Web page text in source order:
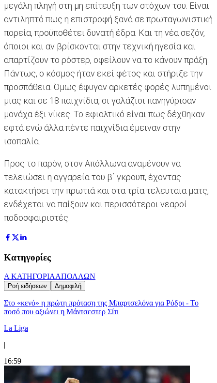
μεγάλη πληγή στη μη επίτευξη των στόχων του. Είναι
αντιληπτό πως η επιστροφή ξανά σε πρωταγωνιστική
πορεία, προϋποθέτει δυνατή έδρα. Και τη νέα σεζόν,
όποιοι και αν βρίσκονται στην τεχνική ηγεσία και
απαρτίζουν το ρόστερ, οφείλουν να το κάνουν πράξη.
Πάντως, ο κόσμος ήταν εκεί φέτος και στήριξε την
προσπάθεια. Όμως έφυγαν αρκετές φορές λυπημένοι
μιας και σε 18 παιχνίδια, οι γαλάζιοι πανηγύρισαν
μονάχα έξι νίκες. Το εφιαλτικό είναι πως δέχθηκαν
εφτά ενώ άλλα πέντε παιχνίδια έμειναν στην
ισοπαλία.
Προς το παρόν, στον Απόλλωνα αναμένουν να
τελειώσει η αγγαρεία του β΄ γκρουπ, έχοντας
κατακτήσει την πρωτιά και στα τρία τελευταια ματς,
ενδέχεται να παίξουν και περισσότεροι νεαροί
ποδοσφαιριστές.
Κατηγορίες
Α ΚΑΤΗΓΟΡΙΑΑΠΟΛΛΩΝ
Ροή ειδήσεων Δημοφιλή
Στο «κενό» η πρώτη πρόταση της Μπαρτσελόνα για Ρόδρι - Το
ποσό που αξιώνει η Μάντσεστερ Σίτι
La Liga
|
16:59